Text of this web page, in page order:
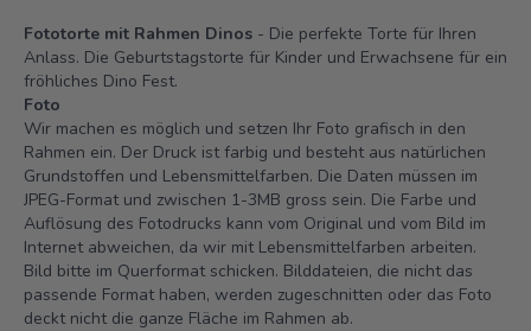
Fototorte mit Rahmen Dinos - Die perfekte Torte für Ihren
Anlass. Die Geburtstagstorte für Kinder und Erwachsene für ein
fröhliches Dino Fest.
Foto
Wir machen es möglich und setzen Ihr Foto grafisch in den
Rahmen ein. Der Druck ist farbig und besteht aus natürlichen
Grundstoffen und Lebensmittelfarben. Die Daten müssen im
JPEG-Format und zwischen 1-3MB gross sein. Die Farbe und
Auflösung des Fotodrucks kann vom Original und vom Bild im
Internet abweichen, da wir mit Lebensmittelfarben arbeiten.
Bild bitte im Querformat schicken. Bilddateien, die nicht das
passende Format haben, werden zugeschnitten oder das Foto
deckt nicht die ganze Fläche im Rahmen ab.